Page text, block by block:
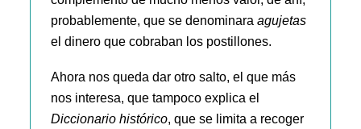
probablemente, que se denominaraagujetas
el dinero que cobraban los postillones.
Ahora nos queda dar otro salto, el que más
nos interesa, que tampoco explica el
Diccionario histórico, que se limita a recoger